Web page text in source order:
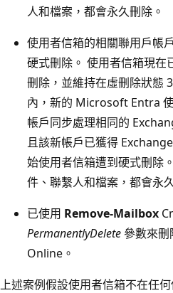
人和檔案，都會永久刪除。
使用者信箱的相關聯用戶
硬式刪除。 使用者信箱現
刪除，並維持在虛刪除狀態
內，新的 Microsoft Entra
帳戶同步處理相同的
且該新帳戶已獲得
始使用者信箱遭到硬式刪除
件、聯繫人和檔案，都會永
已使用 Remove-Mailbox
PermanentlyDelete參數來
Online。
上述案例假設使用者信箱不在任